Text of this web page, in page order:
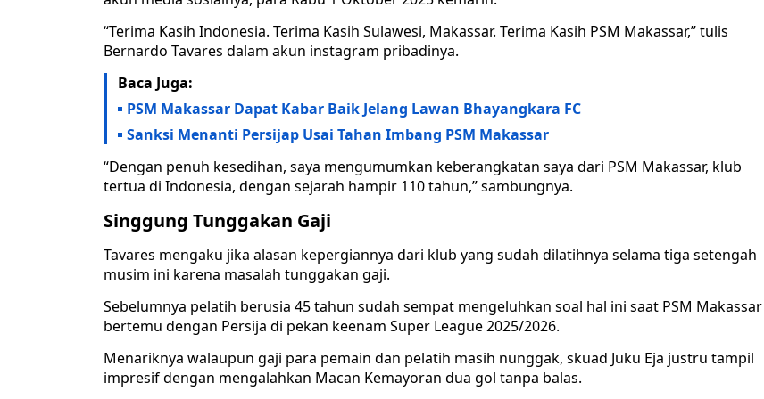
“Terima Kasih Indonesia. Terima Kasih Sulawesi, Makassar. Terima Kasih PSM Makassar,” tulis
Bernardo Tavares dalam akun instagram pribadinya.
Baca Juga:
PSM Makassar Dapat Kabar Baik Jelang Lawan Bhayangkara FC
Sanksi Menanti Persijap Usai Tahan Imbang PSM Makassar
“Dengan penuh kesedihan, saya mengumumkan keberangkatan saya dari PSM Makassar, klub
tertua di Indonesia, dengan sejarah hampir 110 tahun,” sambungnya.
Singgung Tunggakan Gaji
Tavares mengaku jika alasan kepergiannya dari klub yang sudah dilatihnya selama tiga setengah
musim ini karena masalah tunggakan gaji.
Sebelumnya pelatih berusia 45 tahun sudah sempat mengeluhkan soal hal ini saat PSM Makassar
bertemu dengan Persija di pekan keenam Super League 2025/2026.
Menariknya walaupun gaji para pemain dan pelatih masih nunggak, skuad Juku Eja justru tampil
impresif dengan mengalahkan Macan Kemayoran dua gol tanpa balas.